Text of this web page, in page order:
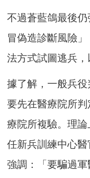
不過蒼藍鴿最後
冒偽造診斷風險
法方式試圖逃兵，
據了解，一般兵
要先在醫療院所
療院所複驗。理
任新兵訓練中心
強調：「要騙過